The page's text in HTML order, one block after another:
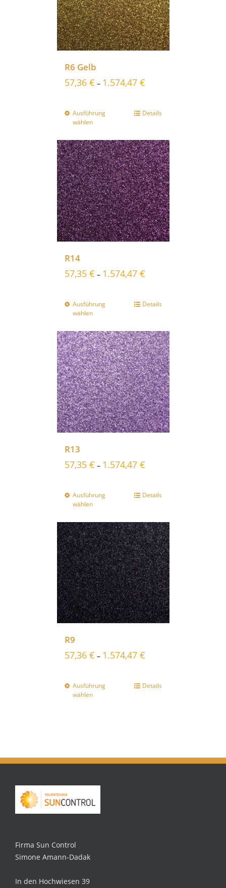
R6 Gelb
57,36 € – 1.574,47 €
Ausführung
wählen
Details
R14
57,35 € – 1.574,47 €
Ausführung
wählen
Details
R13
57,35 € – 1.574,47 €
Ausführung
wählen
Details
R9
57,36 € – 1.574,47 €
Ausführung
wählen
Details
Firma Sun Control
Simone Amann-Dadak
In den Hochwiesen 39